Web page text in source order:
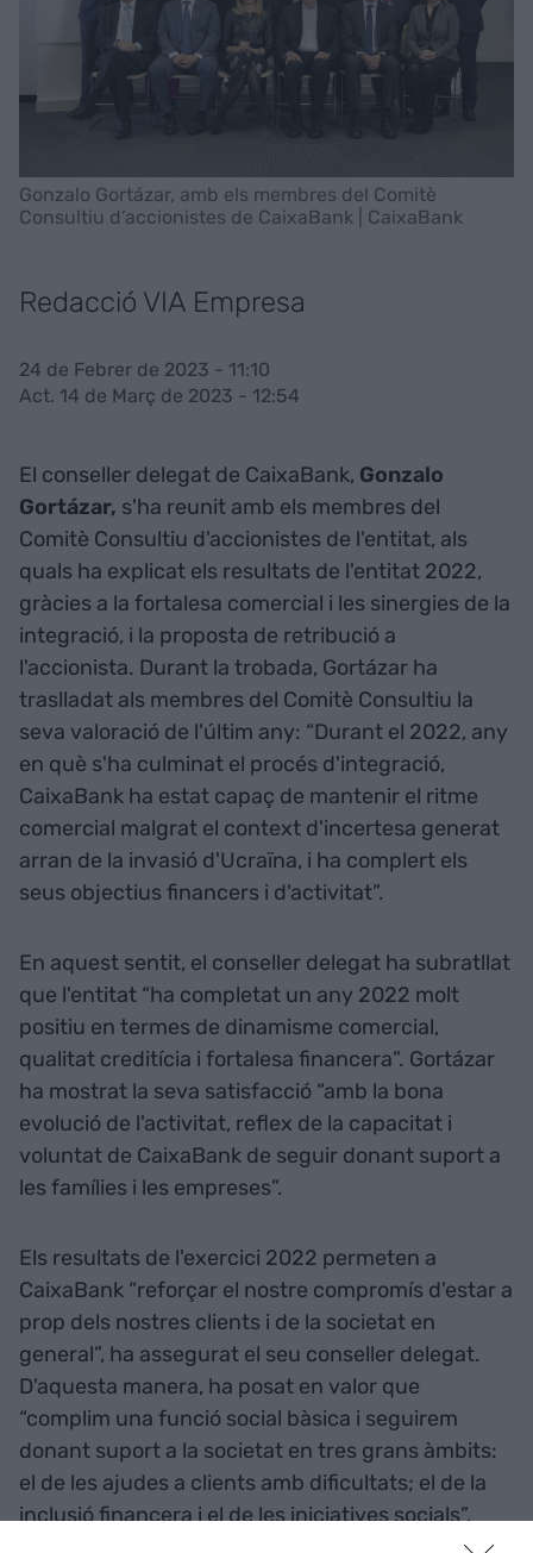
Gonzalo Gortázar, amb els membres del Comitè
Consultiu d’accionistes de CaixaBank | CaixaBank
Redacció VIA Empresa
24 de Febrer de 2023 - 11:10
Act. 14 de Març de 2023 - 12:54
El conseller delegat de CaixaBank, Gonzalo
Gortázar, s'ha reunit amb els membres del
Comitè Consultiu d'accionistes de l'entitat, als
quals ha explicat els resultats de l'entitat 2022,
gràcies a la fortalesa comercial i les sinergies de la
integració, i la proposta de retribució a
l'accionista. Durant la trobada, Gortázar ha
traslladat als membres del Comitè Consultiu la
seva valoració de l'últim any: “Durant el 2022, any
en què s'ha culminat el procés d'integració,
CaixaBank ha estat capaç de mantenir el ritme
comercial malgrat el context d'incertesa generat
arran de la invasió d'Ucraïna, i ha complert els
seus objectius financers i d'activitat”.
En aquest sentit, el conseller delegat ha subratllat
que l'entitat “ha completat un any 2022 molt
positiu en termes de dinamisme comercial,
qualitat creditícia i fortalesa financera”. Gortázar
ha mostrat la seva satisfacció “amb la bona
evolució de l'activitat, reflex de la capacitat i
voluntat de CaixaBank de seguir donant suport a
les famílies i les empreses”.
Els resultats de l'exercici 2022 permeten a
CaixaBank “reforçar el nostre compromís d'estar a
prop dels nostres clients i de la societat en
general”, ha assegurat el seu conseller delegat.
D'aquesta manera, ha posat en valor que
“complim una funció social bàsica i seguirem
donant suport a la societat en tres grans àmbits:
el de les ajudes a clients amb dificultats; el de la
inclusió financera i el de les iniciatives socials”.